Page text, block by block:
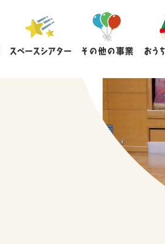
スペースシアター その他の事業 おう